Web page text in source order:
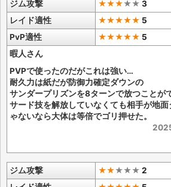
ジム攻撃 ★★★★★ 3
レイド適性
★★★★★ 5
PvP適性
★★★★★ 5
暇人さん
PVPで使ったのだがこれは強い…
耐久力は紙だが防御力確定ダウンの
サンダープリズンを8ターンで放つことが
サード技を解放していなくても相手が地
ゃないなら大体は等倍でゴリ押せた。
ジム攻撃 ★★★★★ 2